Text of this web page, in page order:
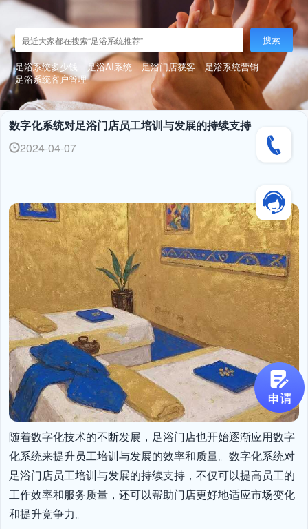
搜索
足浴系统多少钱 足浴AI系统 足浴门店获客
足浴系统营销
足浴系统客户管理
数字化系统对足浴门店员工培训与发展的持续支持
2024-04-07
随着数字化技术的不断发展，足浴门店也开始逐渐应用数字
化系统来提升员工培训与发展的效率和质量。数字化系统对
足浴门店员工培训与发展的持续支持，不仅可以提高员工的
工作效率和服务质量，还可以帮助门店更好地适应市场变化
和提升竞争力。